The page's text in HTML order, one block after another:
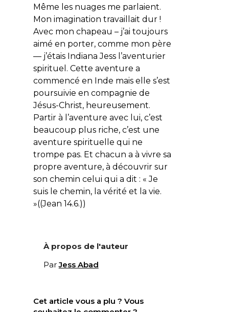
Même les nuages me parlaient.
Mon imagination travaillait dur !
Avec mon chapeau – j’ai toujours
aimé en porter, comme mon père
— j’étais Indiana Jessl’aventurier
spirituel. Cette aventure a
commencé en Inde mais elle s’est
poursuivie en compagnie de
Jésus-Christ, heureusement.
Partir à l’aventure avec lui, c’est
beaucoup plus riche, c’est une
aventure spirituelle qui ne
trompe pas. Et chacun a à vivre sa
propre aventure, à découvrir sur
son chemin celui qui a dit : «Je
suis le chemin, la vérité et la vie.
»((Jean 14.6.))
À propos de l'auteur
ParJess Abad
Cet article vous a plu ? Vous